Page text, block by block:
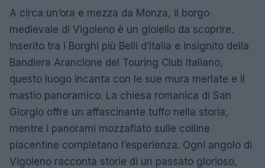
A circa un’ora e mezza da Monza, il borgo
medievale di Vigoleno è un gioiello da scoprire.
Inserito tra i Borghi più Belli d’Italia e insignito della
Bandiera Arancione del Touring Club Italiano,
questo luogo incanta con le sue mura merlate e il
mastio panoramico. La chiesa romanica di San
Giorgio offre un affascinante tuffo nella storia,
mentre i panorami mozzafiato sulle colline
piacentine completano l’esperienza. Ogni angolo di
Vigoleno racconta storie di un passato glorioso,